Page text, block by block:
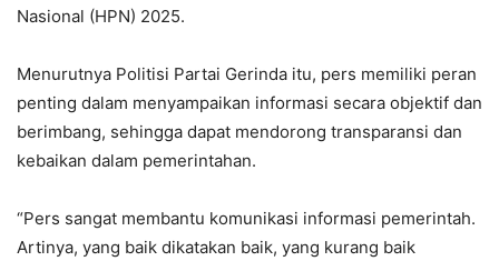
Nasional (HPN) 2025.
Menurutnya Politisi Partai Gerinda itu, pers memiliki peran
penting dalam menyampaikan informasi secara objektif dan
berimbang, sehingga dapat mendorong transparansi dan
kebaikan dalam pemerintahan.
“Pers sangat membantu komunikasi informasi pemerintah.
Artinya, yang baik dikatakan baik, yang kurang baik